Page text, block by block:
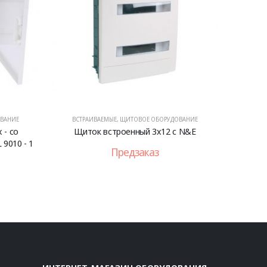
- со
- 1
ВСТРАИВАЕМЫЕ, ЩИТОВОЕ ОБОРУДОВАНИЕ
Щиток встроенный 3x12 с N&E
Предзаказ